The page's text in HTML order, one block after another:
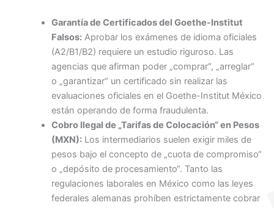
Garantía de Certificados del Goethe-Institut
Falsos:Aprobar los exámenes de idioma oficiales
(A2/B1/B2) requiere un estudio riguroso. Las
agencias que afirman poder „comprar“, „arreglar“
o „garantizar“ un certificado sin realizar las
evaluaciones oficiales en el Goethe-Institut México
están operando de forma fraudulenta.
Cobro Ilegal de „Tarifas de Colocación“ en Pesos
(MXN):Los intermediarios suelen exigir miles de
pesos bajo el concepto de „cuota de compromiso“
o „depósito de procesamiento“. Tanto las
regulaciones laborales en México como las leyes
federales alemanas prohíben estrictamente cobrar